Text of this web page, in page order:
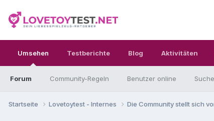
Umsehen
Forum Community-Regeln Benutzer online Suche
Testberichte Blog Aktivitäten
Startseite Lovetoytest - Internes Die Community stellt sich